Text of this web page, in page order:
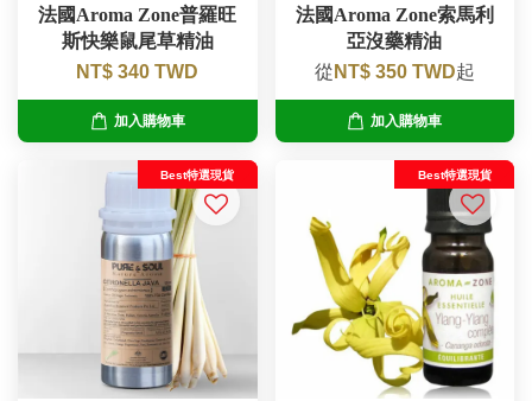
法國Aroma Zone普羅旺
斯快樂鼠尾草精油
NT$ 340 TWD
加入購物車
法國Aroma Zone索馬利
亞沒藥精油
從 NT$ 350 TWD起
加入購物車
Best特選現貨 Best特選現貨